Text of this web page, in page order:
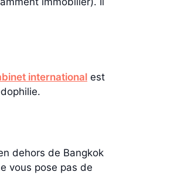
international est
dehors de Bangkok
vous pose pas de